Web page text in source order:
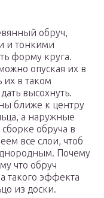
обруч,
и тонкими
форму круга.
опуская их в
их в таком
высохнуть.
ближе к центру
а наружные
обруча в
все слои, чтоб
Почему
что обруч
такого эффекта
из доски.